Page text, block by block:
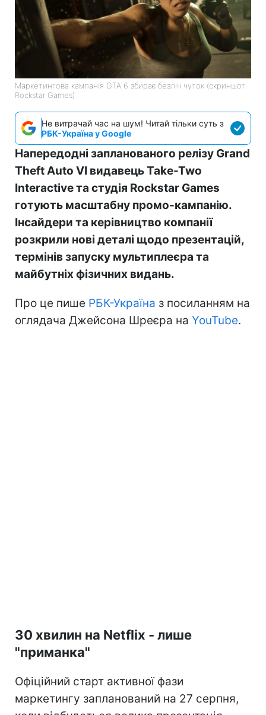
Маркетингова кампанія GTA 6 збирає безліч чуток (скриншот:
Rockstar Games)
Не витрачай час на шум! Читай тільки суть з
РБК-Україна у Google
Напередодні запланованого релізу Grand
Theft Auto VI видавець Take-Two
Interactive та студія Rockstar Games
готують масштабну промо-кампанію.
Інсайдери та керівництво компанії
розкрили нові деталі щодо презентацій,
термінів запуску мультиплеєра та
майбутніх фізичних видань.
Про це пише РБК-Україна з посиланням на
оглядача Джейсона Шреєра на YouTube.
30 хвилин на Netflix - лише
"приманка"
Офіційний старт активної фази
маркетингу запланований на 27 серпня,